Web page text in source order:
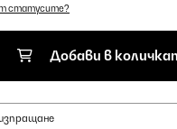
статусите?
Добави в